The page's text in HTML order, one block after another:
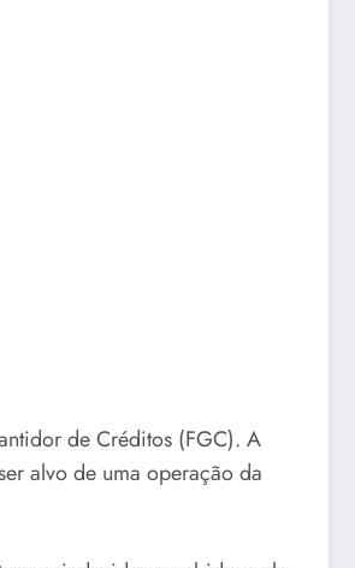
de Créditos (FGC). A
alvo de uma operação da